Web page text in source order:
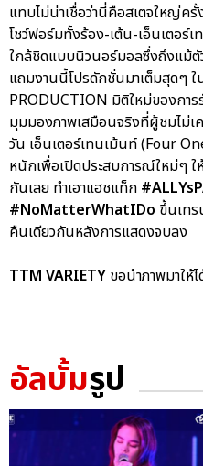
แทบไม่น่าเชื่อว่านี่คือสเตจใหญ่ครั้
โชว์ฟอร์มทั้งร้อง-เต้น-เอ็นเตอร์
ใกล้ชิดแบบนิวนอร์มอลซึ่งถึงแม้ตั
แถมงานนี้โปรดักชั่นมาเต็มสุดๆ
PRODUCTION มิติใหม่ของก
มุมมองภาพเสมือนจริงที่ผู้ชมไม่เ
วัน เอ็นเตอร์เทนเม้นท์ (Four
หนักเพื่อเปิดประสบการณ์ใหม่ๆ
กันเลย ทำเอาแฮชแท็ก
#NoMatterWhatIDo ขึ้นเท
คืนเดียวกันหลังการแสดงจบลง
TTM VARIETY ขอนำภาพมาให้
อัลบั้มรูป